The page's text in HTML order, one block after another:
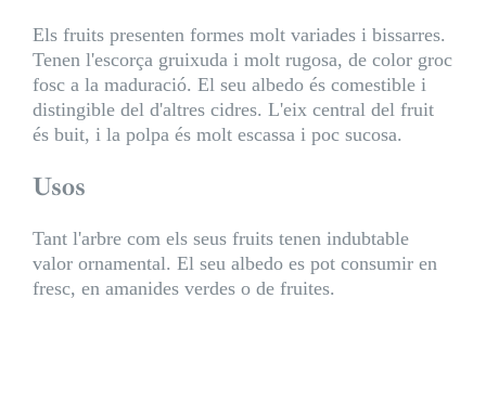
Els fruits presenten formes molt variades i bissarres.
Tenen l'escorça gruixuda i molt rugosa, de color groc
fosc a la maduració. El seu albedo és comestible i
distingible del d'altres cidres. L'eix central del fruit
és buit, i la polpa és molt escassa i poc sucosa.
Usos
Tant l'arbre com els seus fruits tenen indubtable
valor ornamental. El seu albedo es pot consumir en
fresc, en amanides verdes o de fruites.